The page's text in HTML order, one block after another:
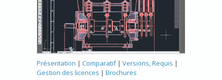
Présentation | Comparatif | Versions, Requis |
Gestion des licences | Brochures